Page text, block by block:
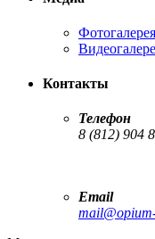
Фотогалерея
Контакты
Телефон
8 (812) 904
Email